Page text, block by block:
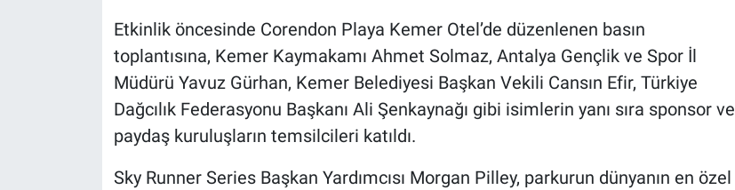
Etkinlik öncesinde Corendon Playa Kemer Otel’de düzenlenen basın
toplantısına, Kemer Kaymakamı Ahmet Solmaz, Antalya Gençlik ve Spor İl
Müdürü Yavuz Gürhan, Kemer Belediyesi Başkan Vekili Cansın Efir, Türkiye
Dağcılık Federasyonu Başkanı Ali Şenkaynağı gibi isimlerin yanı sıra sponsor ve
paydaş kuruluşların temsilcileri katıldı.
Sky Runner Series Başkan Yardımcısı Morgan Pilley, parkurun dünyanın en özel